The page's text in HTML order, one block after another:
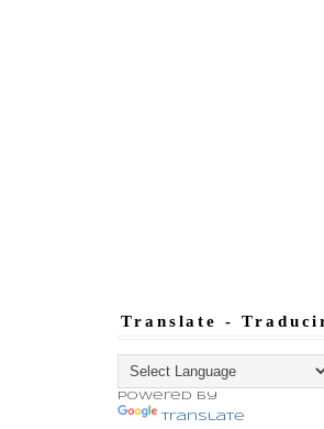
Translate -
Powered by
Translate